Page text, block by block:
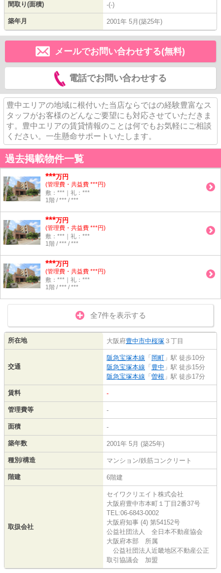
間取り(面積) -(-)
築年月 2001年 5月(築25年)
メールでお問い合わせする(無料)
電話でお問い合わせする
豊中エリアの地域に根付いた当店ならではの経験豊富なス
タッフがお客様のどんなご要望にも対応させていただきま
す。豊中エリアの賃貸情報のことは何でもお気軽にご相談
ください。一生懸命サポートいたします。
過去掲載物件一覧
***万円
(管理費・共益費 ***円)
敷：***｜礼：***
1階 / *** / ***
***万円
(管理費・共益費 ***円)
敷：***｜礼：***
1階 / *** / ***
***万円
(管理費・共益費 ***円)
敷：***｜礼：***
1階 / *** / ***
全7件を表示する
所在地 大阪府豊中市中桜塚 ３丁目
交通
阪急宝塚本線 「 岡町 」駅 徒歩10分
阪急宝塚本線 「 豊中 」駅 徒歩15分
阪急宝塚本線 「 曽根 」駅 徒歩17分
賃料 -
管理費等 -
面積 -
築年数 2001年 5月 (築25年)
種別/構造 マンション/鉄筋コンクリート
階建 6階建
取扱会社
セイワクリエイト株式会社
大阪府豊中市本町１丁目2番37号
TEL:06-6843-0002
大阪府知事 (4) 第54152号
公益社団法人 全日本不動産協会
大阪府本部 所属
公益社団法人近畿地区不動産公正
取引協議会 加盟